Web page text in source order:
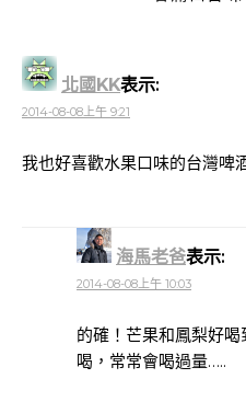
北國KK表示:
2014-08-08上午 9:21
我也好喜歡水果口味的台灣啤
海馬老爸表示:
2014-08-08上午 10:03
的確！芒果和鳳梨好
喝，常常會喝過量…..